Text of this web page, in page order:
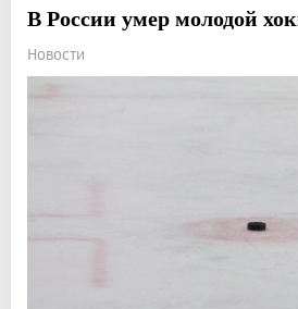
В России умер молодой
Новости